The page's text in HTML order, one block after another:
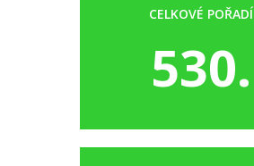
CELKOVÉ POŘADÍ
530.